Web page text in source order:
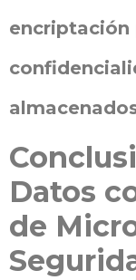
encriptación
Datos
de